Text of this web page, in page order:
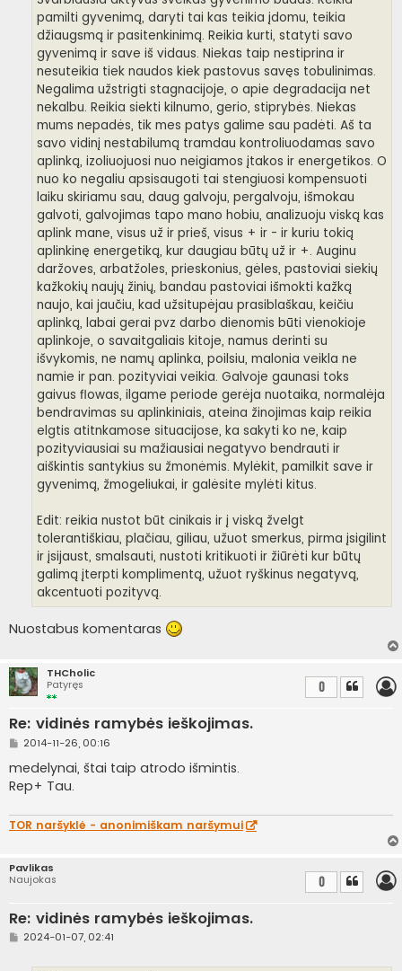
pamilti gyvenimą, daryti tai kas teikia įdomu, teikia
džiaugsmą ir pasitenkinimą. Reikia kurti, statyti savo
gyvenimą ir save iš vidaus. Niekas taip nestiprina ir
nesuteikia tiek naudos kiek pastovus savęs tobulinimas.
Negalima užstrigti stagnacijoje, o apie degradacija net
nekalbu. Reikia siekti kilnumo, gerio, stiprybės. Niekas
mums nepadės, tik mes patys galime sau padėti. Aš ta
savo vidinį nestabilumą tramdau kontroliuodamas savo
aplinką, izoliuojuosi nuo neigiamos įtakos ir energetikos. O
nuo ko negaliu apsisaugoti tai stengiuosi kompensuoti
laiku skiriamu sau, daug galvoju, pergalvoju, išmokau
galvoti, galvojimas tapo mano hobiu, analizuoju viską kas
aplink mane, visus už ir prieš, visus + ir - ir kuriu tokią
aplinkinę energetiką, kur daugiau būtų už ir +. Auginu
daržoves, arbatžoles, prieskonius, gėles, pastoviai siekių
kažkokių naujų žinių, bandau pastoviai išmokti kažką
naujo, kai jaučiu, kad užsitupėjau prasiblaškau, keičiu
aplinką, labai gerai pvz darbo dienomis būti vienokioje
aplinkoje, o savaitgaliais kitoje, namus derinti su
išvykomis, ne namų aplinka, poilsiu, malonia veikla ne
namie ir pan. pozityviai veikia. Galvoje gaunasi toks
gaivus flowas, ilgame periode gerėja nuotaika, normalėja
bendravimas su aplinkiniais, ateina žinojimas kaip reikia
elgtis atitnkamose situacijose, ka sakyti ko ne, kaip
pozityviausiai su mažiausiai negatyvo bendrauti ir
aiškintis santykius su žmonėmis. Mylėkit, pamilkit save ir
gyvenimą, žmogeliukai, ir galėsite mylėti kitus.
Edit: reikia nustot būt cinikais ir į viską žvelgt
tolerantiškiau, plačiau, giliau, užuot smerkus, pirma įsigilint
ir įsijaust, smalsauti, nustoti kritikuoti ir žiūrėti kur būtų
galimą įterpti komplimentą, užuot ryškinus negatyvą,
akcentuoti pozityvą.
Nuostabus komentaras
THCholic
Patyręs
Re: vidinės ramybės ieškojimas.
0
S
a
n
d
r
t
i
2014-11-26, 00:16
medelynai, štai taip atrodo išmintis.
Rep+ Tau.
TOR naršyklė - anonimiškam naršymui
Pavlikas
Naujokas
Re: vidinės ramybės ieškojimas.
0
S2024-01-07, 02:41